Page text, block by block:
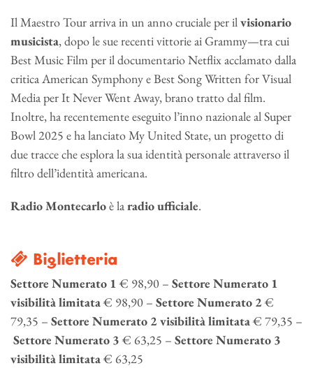
IlMaestro Tourarriva in un anno cruciale per ilvisionario
musicista, dopo le sue recenti vittorie ai Grammy—tra cui
Best Music Filmper il documentario Netflix acclamato dalla
criticaAmerican SymphonyeBest Song Written for Visual
MediaperIt Never Went Away, brano tratto dal film.
Inoltre, ha recentemente eseguito l’inno nazionale al Super
Bowl 2025 e ha lanciatoMy United State, un progetto di
due tracce che esplora la sua identità personale attraverso il
filtro dell’identità americana.
Radio Montecarloè laradioufficiale.
Biglietteria
Settore Numerato 1€ 98,90 – Settore Numerato 1
visibilità limitata€ 98,90 – Settore Numerato 2€
79,35 – Settore Numerato 2 visibilità limitata€ 79,35 –
Settore Numerato 3€ 63,25 – Settore Numerato 3
visibilità limitata€ 63,25